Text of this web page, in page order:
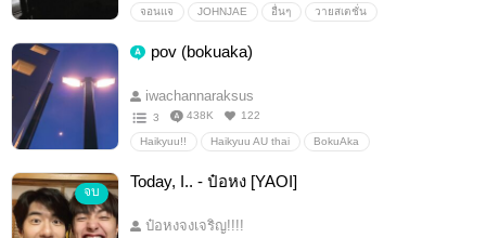
จอนแจ JOHNJAE อื่นๆ วายสเตชั่น
pov (bokuaka)
iwachannaraksus
3 438K 122
Haikyuu!! Haikyuu AU thai BokuAka
OiIwa โบคุอาคา อื่นๆ
จบ
Today, I.. - ป๋อหง [YAOI]
ป๋อหงจงเจริญ!!!!